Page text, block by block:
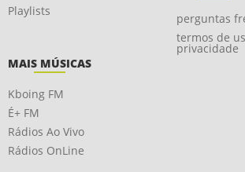
Playlists
perguntas
termos de
privacidade
MAIS MÚSICAS
Kboing FM
É+ FM
Rádios Ao Vivo
Rádios OnLine